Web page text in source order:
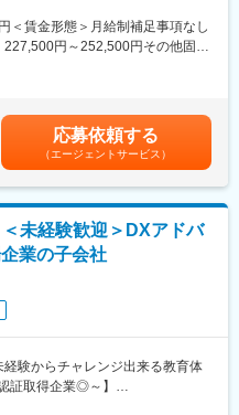
ていただき、徐々に後輩指導やリ
て営業企画やマーケティング、
、多岐にわたるキャリアアップ
くことができ、
員化されております。
標設定を行うため、ご自身が日々
、やりがいや達成感をもって働
フトバンク取扱いコーナーに
頭キャンペーン企画などに積極
客業務だけでなく、店頭で使用
ンペーン企画などセールス向上
任せすることもあります。
、後輩指導やリーダー業務もゆ
用後はマネジメントやメンバー
のステップアップが可能です。
部門に就くチャンスもありま
その成果をしっかりと評価しま
＜賃金形態＞月給制補足事項なし
227,500円～252,500円その他固定
売職正社員）年収350～690万円
員）年収400～1,000万円賃金は
考を通じて上下する可能性があ
含めた表記です。
応募依頼する
（エージェントサービス）
未経験歓迎＞DXアドバ
業の子会社
経験からチャレンジ出来る教育体
証取得企業◎～】